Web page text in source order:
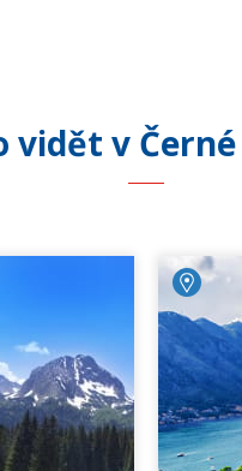
vidět v